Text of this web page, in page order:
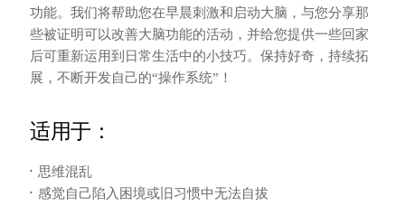
功能。我们将帮助您在早晨刺激和启动大脑，与您分享那
些被证明可以改善大脑功能的活动，并给您提供一些回家
后可重新运用到日常生活中的小技巧。保持好奇，持续拓
展，不断开发自己的“操作系统”！
适用于：
思维混乱
感觉自己陷入困境或旧习惯中无法自拔